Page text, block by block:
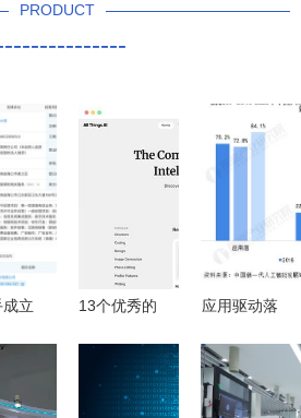
PRODUCT
立
推
13个优秀的
工具软件与
导航网站推
应用驱动落
中国人工智
能行业市场